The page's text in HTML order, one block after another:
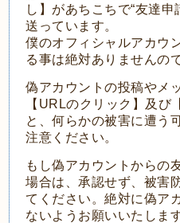
し】があちこちで“友達
送っています。
僕のオフィシャルアカウ
る事は絶対ありませんの
偽アカウントの投稿やメ
【URLのクリック】及び
と、何らかの被害に遭う
注意ください。
もし偽アカウントからの
場合は、承認せず、被害
てください。絶対に偽ア
ないようお願いいたします